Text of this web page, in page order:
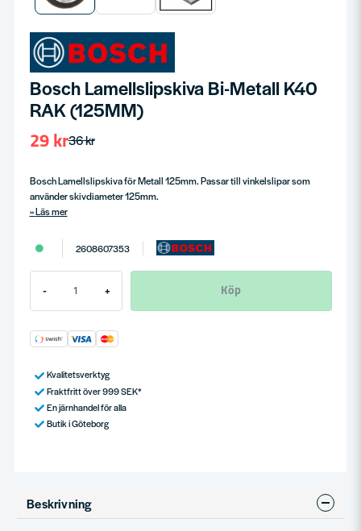
Bosch Lamellslipskiva Bi-Metall K40
RAK (125MM)
36 kr
29 kr
Bosch Lamellslipskiva för Metall 125mm. Passar till vinkelslipar som
använder skivdiameter 125mm.
Läs mer
2608607353
- + Köp
Kvalitetsverktyg
Fraktfritt över 999 SEK*
En järnhandel för alla
Butik i Göteborg
Beskrivning